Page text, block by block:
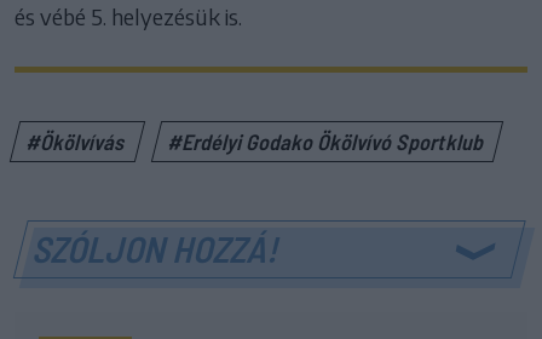
és vébé 5. helyezésük is.
#Ökölvívás #Erdélyi Godako Ökölvívó Sportklub
SZÓLJON HOZZÁ!